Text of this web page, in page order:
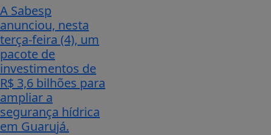
A Sabesp
anunciou, nesta
terça-feira (4), um
pacote de
investimentos de
R$ 3,6 bilhões para
ampliar a
segurança hídrica
em Guarujá.